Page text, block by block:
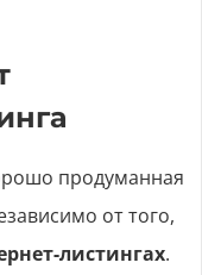
продуманная
от того,
листингах.